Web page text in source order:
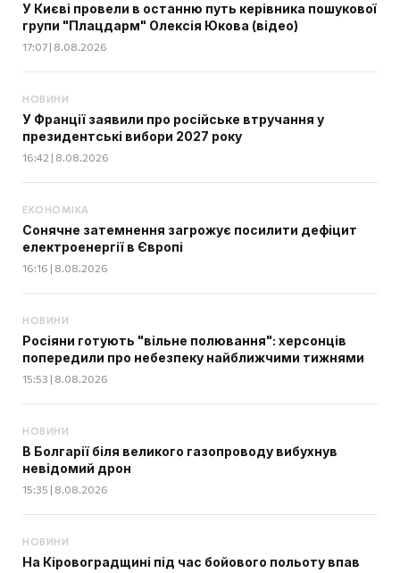
У Києві провели в останню путь керівника пошукової
групи "Плацдарм" Олексія Юкова (відео)
17:07 | 8.08.2026
НОВИНИ
У Франції заявили про російське втручання у
президентські вибори 2027 року
16:42 | 8.08.2026
ЕКОНОМІКА
Сонячне затемнення загрожує посилити дефіцит
електроенергії в Європі
16:16 | 8.08.2026
НОВИНИ
Росіяни готують "вільне полювання": херсонців
попередили про небезпеку найближчими тижнями
15:53 | 8.08.2026
НОВИНИ
В Болгарії біля великого газопроводу вибухнув
невідомий дрон
15:35 | 8.08.2026
НОВИНИ
На Кіровоградщині під час бойового польоту впав